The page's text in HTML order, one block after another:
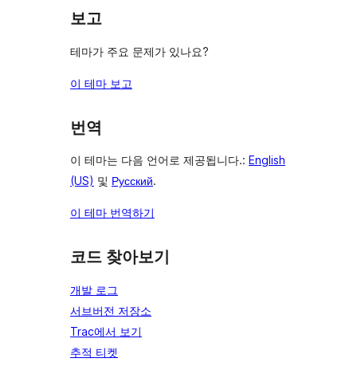
보고
테마가 주요 문제가 있나요?
이 테마 보고
번역
이 테마는 다음 언어로 제공됩니다.: English
(US) 및 Русский.
이 테마 번역하기
코드 찾아보기
개발 로그
서브버전 저장소
Trac에서 보기
추적 티켓